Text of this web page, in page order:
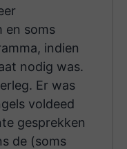
en soms
indien
nodig was.
Er was
voldeed
gesprekken
de (soms